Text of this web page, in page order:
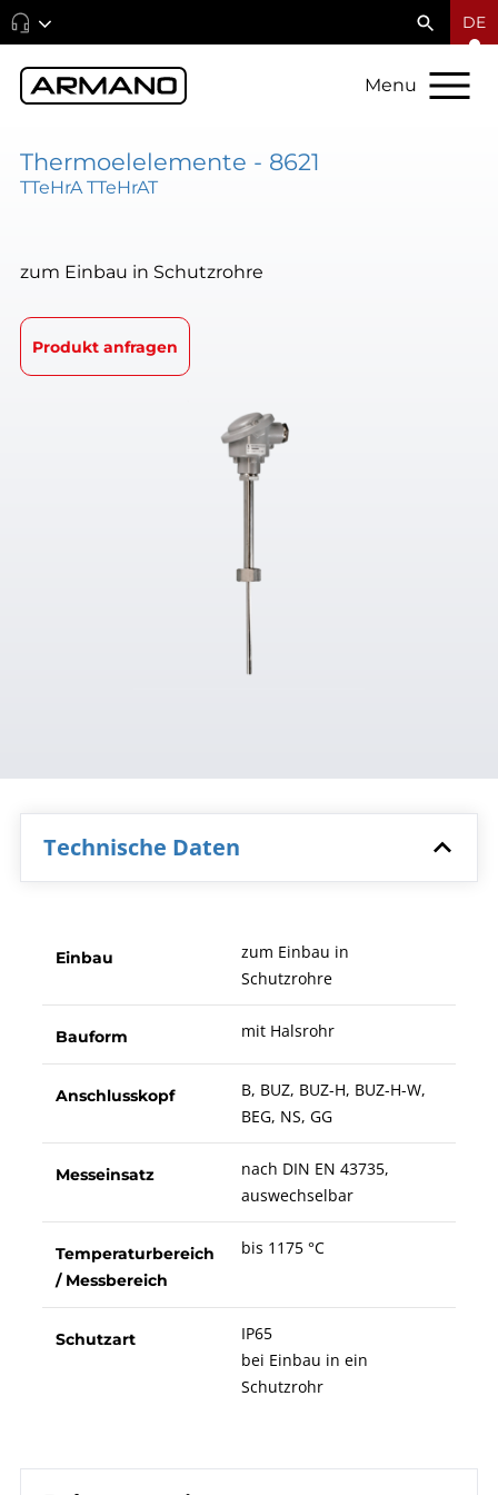
DE
Menu
Thermoelelemente - 8621
TTeHrA TTeHrAT
zum Einbau in Schutzrohre
Produkt anfragen
Technische Daten
Einbau
zum Einbau in
Schutzrohre
Bauform mit Halsrohr
Anschlusskopf
B, BUZ, BUZ-H, BUZ-H-W,
BEG, NS, GG
Messeinsatz
nach DIN EN 43735,
auswechselbar
Temperaturbereich
/ Messbereich
bis 1175 °C
Schutzart
IP65
bei Einbau in ein
Schutzrohr